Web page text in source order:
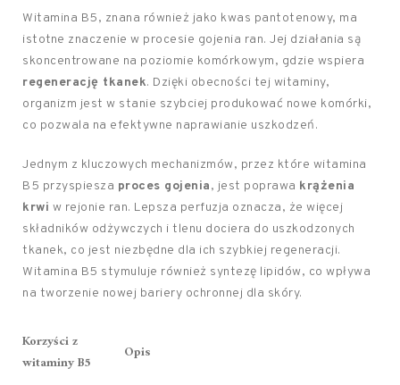
Witamina B5, znana również jako kwas pantotenowy, ma
istotne znaczenie w procesie gojenia ran. Jej działania są
skoncentrowane na poziomie komórkowym, gdzie wspiera
regenerację tkanek. Dzięki obecności tej witaminy,
organizm jest w stanie szybciej produkować nowe komórki,
co pozwala na efektywne naprawianie uszkodzeń.
Jednym z kluczowych mechanizmów, przez które witamina
B5 przyspiesza proces gojenia, jest poprawa krążenia
krwi w rejonie ran. Lepsza perfuzja oznacza, że więcej
składników odżywczych i tlenu dociera do uszkodzonych
tkanek, co jest niezbędne dla ich szybkiej regeneracji.
Witamina B5 stymuluje również syntezę lipidów, co wpływa
na tworzenie nowej bariery ochronnej dla skóry.
Korzyści z
witaminy B5
Opis